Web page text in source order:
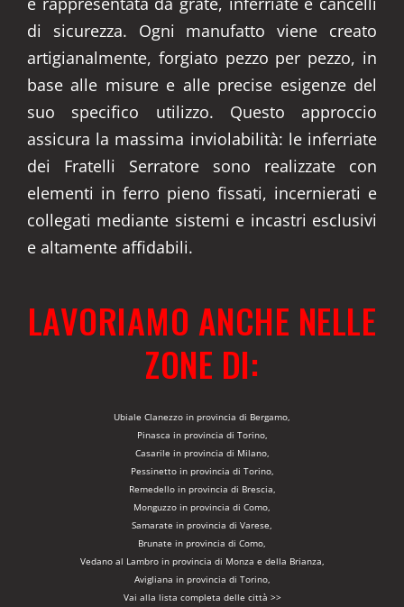
di sicurezza. Ogni manufatto viene creato
artigianalmente, forgiato pezzo per pezzo, in
base alle misure e alle precise esigenze del
suo specifico utilizzo. Questo approccio
assicura la massima inviolabilità: le inferriate
dei Fratelli Serratore sono realizzate con
elementi in ferro pieno fissati, incernierati e
collegati mediante sistemi e incastri esclusivi
e altamente affidabili.
LAVORIAMO ANCHE NELLE
ZONE DI:
Ubiale Clanezzo in provincia di Bergamo,
Pinasca in provincia di Torino,
Casarile in provincia di Milano,
Pessinetto in provincia di Torino,
Remedello in provincia di Brescia,
Monguzzo in provincia di Como,
Samarate in provincia di Varese,
Brunate in provincia di Como,
Vedano al Lambro in provincia di Monza e della Brianza,
Avigliana in provincia di Torino,
Vai alla lista completa delle città >>